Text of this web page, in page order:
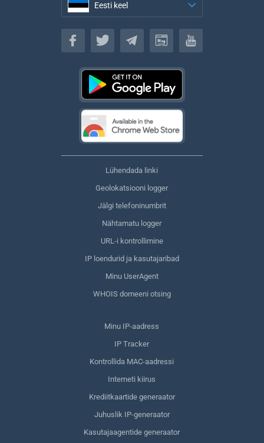
Eesti keel
Eesti keel
Lühendada linki
Geolokatsiooni logger
Jälgi telefoninumbrit
Nähtamatu logger
URL-i kontrollimine
IP loendurid ja kasutajaribad
Minu UserAgent
WHOIS domeeni otsing
Minu IP-aadress
IP Tracker
Kontrollida MAC-aadressi
Interneti kiirus
Krediitkaartide generaator
Juhuslik IP-generaator
Kasutajaagentide generaator